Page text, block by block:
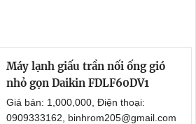
Máy lạnh giấu trần nối ống gió
nhỏ gọn Daikin FDLF60DV1
Giá bán: 1,000,000, Điện thoại:
0909333162, binhrom205@gmail.com